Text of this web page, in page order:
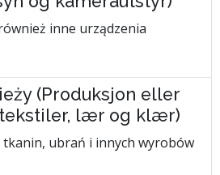
inne urządzenia
(Produksjon eller
tekstiler, lær og klær)
ubrań i innych wyrobów